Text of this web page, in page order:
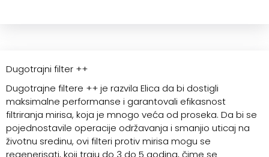
Dugotrajni filter ++
Dugotrajne filtere ++ je razvila Elica da bi dostigli
maksimalne performanse i garantovali efikasnost
filtriranja mirisa, koja je mnogo veća od proseka. Da bi se
pojednostavile operacije održavanja i smanjio uticaj na
životnu sredinu, ovi filteri protiv mirisa mogu se
regenerisati, koji traju do 3 do 5 godina, čime se